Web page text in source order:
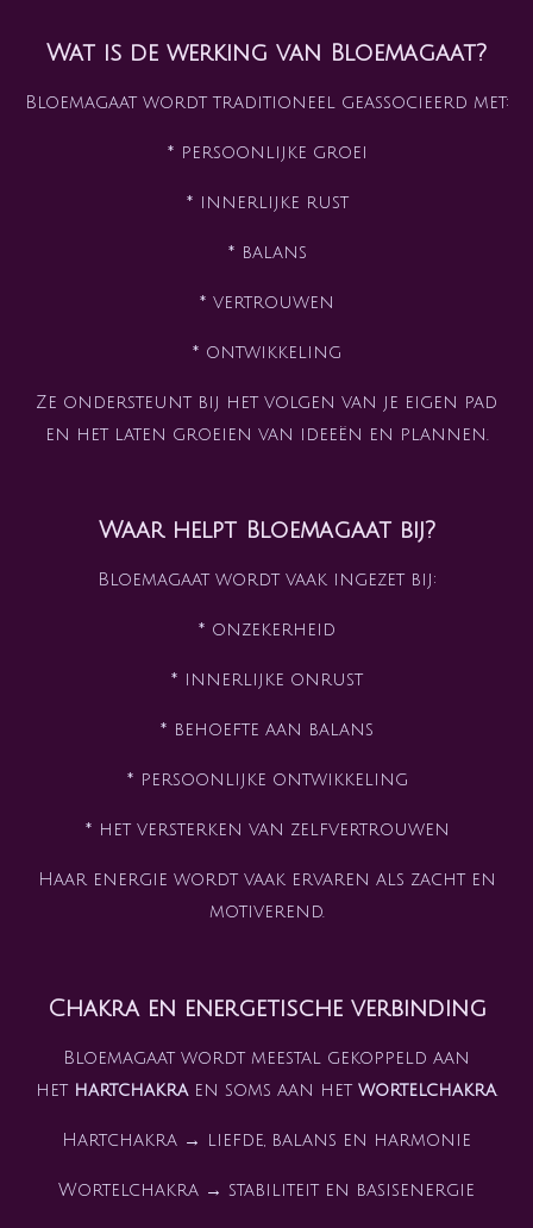
Wat is de werking van Bloemagaat?
Bloemagaat wordt traditioneel geassocieerd met:
* persoonlijke groei
* innerlijke rust
* balans
* vertrouwen
* ontwikkeling
Ze ondersteunt bij het volgen van je eigen pad
en het laten groeien van ideeën en plannen.
Waar helpt Bloemagaat bij?
Bloemagaat wordt vaak ingezet bij:
* onzekerheid
* innerlijke onrust
* behoefte aan balans
* persoonlijke ontwikkeling
* het versterken van zelfvertrouwen
Haar energie wordt vaak ervaren als zacht en
motiverend.
Chakra en energetische verbinding
Bloemagaat wordt meestal gekoppeld aan
het hartchakraen soms aan het wortelchakra.
Hartchakra → liefde, balans en harmonie
Wortelchakra → stabiliteit en basisenergie